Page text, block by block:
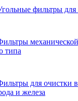
фильтры
типа
для очистки
и железа